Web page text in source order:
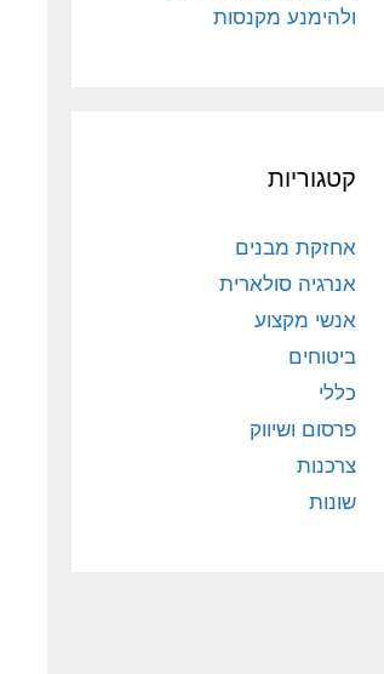
ולהימנע מקנסות
קטגוריות
אחזקת מבנים
אנרגיה סולארית
אנשי מקצוע
ביטוחים
כללי
פרסום ושיווק
צרכנות
שונות